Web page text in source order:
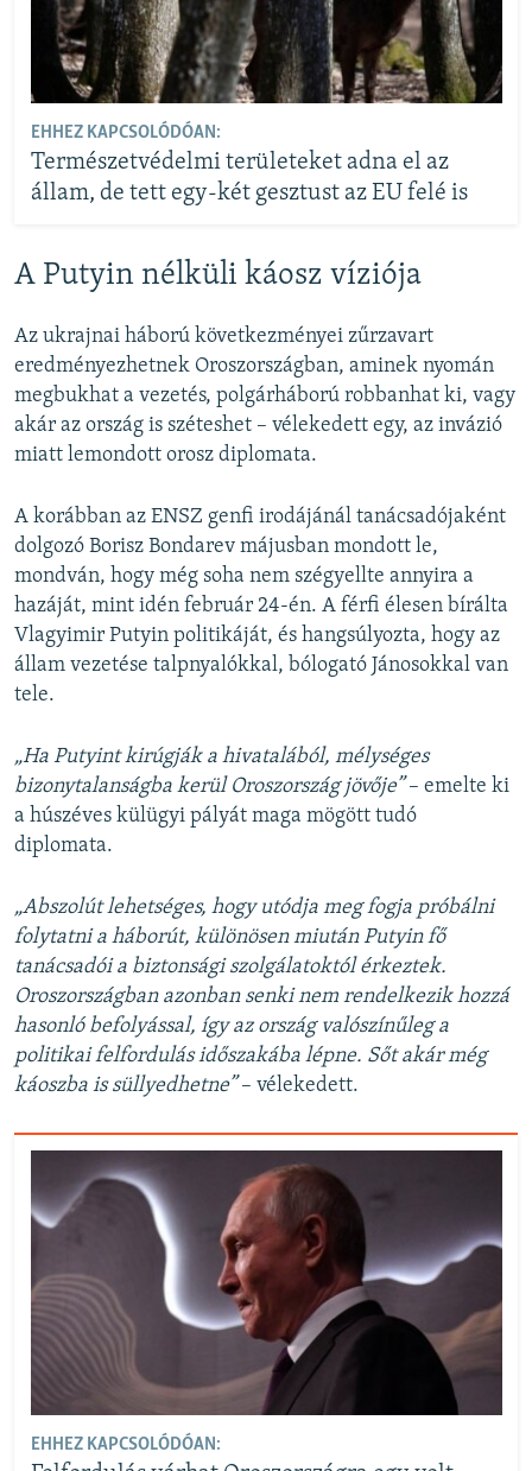
EHHEZ KAPCSOLÓDÓAN:
Természetvédelmi területeket adna el az
állam, de tett egy-két gesztust az EU felé is
A Putyin nélküli káosz víziója
Az ukrajnai háború következményei zűrzavart
eredményezhetnek Oroszországban, aminek nyomán
megbukhat a vezetés, polgárháború robbanhat ki, vagy
akár az ország is széteshet – vélekedett egy, az invázió
miatt lemondott orosz diplomata.
A korábban az ENSZ genfi irodájánál tanácsadójaként
dolgozó Borisz Bondarev májusban mondott le,
mondván, hogy még soha nem szégyellte annyira a
hazáját, mint idén február 24-én. A férfi élesen bírálta
Vlagyimir Putyin politikáját, és hangsúlyozta, hogy az
állam vezetése talpnyalókkal, bólogató Jánosokkal van
tele.
„Ha Putyint kirúgják a hivatalából, mélységes
bizonytalanságba kerül Oroszország jövője”– emelte ki
a húszéves külügyi pályát maga mögött tudó
diplomata.
„Abszolút lehetséges, hogy utódja meg fogja próbálni
folytatni a háborút, különösen miután Putyin fő
tanácsadói a biztonsági szolgálatoktól érkeztek.
Oroszországban azonban senki nem rendelkezik hozzá
hasonló befolyással, így az ország valószínűleg a
politikai felfordulás időszakába lépne. Sőt akár még
káoszba is süllyedhetne”– vélekedett.
EHHEZ KAPCSOLÓDÓAN: